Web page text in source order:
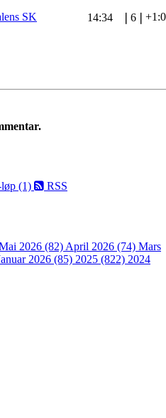
SK 14:34 6
(1) RSS
2026 (82) April 2026 (74) Mars
2026 (85) 2025 (822) 2024